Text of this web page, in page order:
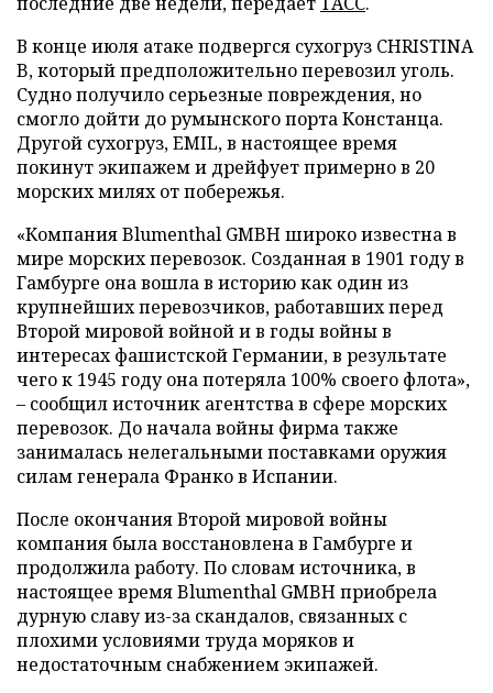
В конце июля атаке подвергся сухогруз CHRISTINA
B, который предположительно перевозил уголь.
Судно получило серьезные повреждения, но
смогло дойти до румынского порта Констанца.
Другой сухогруз, EMIL, в настоящее время
покинут экипажем и дрейфует примерно в 20
морских милях от побережья.
«Компания Blumenthal GMBH широко известна в
мире морских перевозок. Созданная в 1901 году в
Гамбурге она вошла в историю как один из
крупнейших перевозчиков, работавших перед
Второй мировой войной и в годы войны в
интересах фашистской Германии, в результате
чего к 1945 году она потеряла 100% своего флота»,
– сообщил источник агентства в сфере морских
перевозок. До начала войны фирма также
занималась нелегальными поставками оружия
силам генерала Франко в Испании.
После окончания Второй мировой войны
компания была восстановлена в Гамбурге и
продолжила работу. По словам источника, в
настоящее время Blumenthal GMBH приобрела
дурную славу из-за скандалов, связанных с
плохими условиями труда моряков и
недостаточным снабжением экипажей.